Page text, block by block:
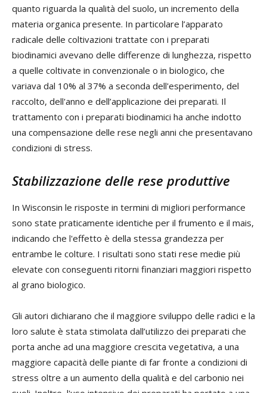
quanto riguarda la qualità del suolo, un incremento della
materia organica presente. In particolare l’apparato
radicale delle coltivazioni trattate con i preparati
biodinamici avevano delle differenze di lunghezza, rispetto
a quelle coltivate in convenzionale o in biologico, che
variava dal 10% al 37% a seconda dell'esperimento, del
raccolto, dell'anno e dell’applicazione dei preparati. Il
trattamento con i preparati biodinamici ha anche indotto
una compensazione delle rese negli anni che presentavano
condizioni di stress.
Stabilizzazione delle rese produttive
In Wisconsin le risposte in termini di migliori performance
sono state praticamente identiche per il frumento e il mais,
indicando che l'effetto è della stessa grandezza per
entrambe le colture. I risultati sono stati rese medie più
elevate con conseguenti ritorni finanziari maggiori rispetto
al grano biologico.
Gli autori dichiarano che il maggiore sviluppo delle radici e la
loro salute è stata stimolata dall’utilizzo dei preparati che
porta anche ad una maggiore crescita vegetativa, a una
maggiore capacità delle piante di far fronte a condizioni di
stress oltre a un aumento della qualità e del carbonio nei